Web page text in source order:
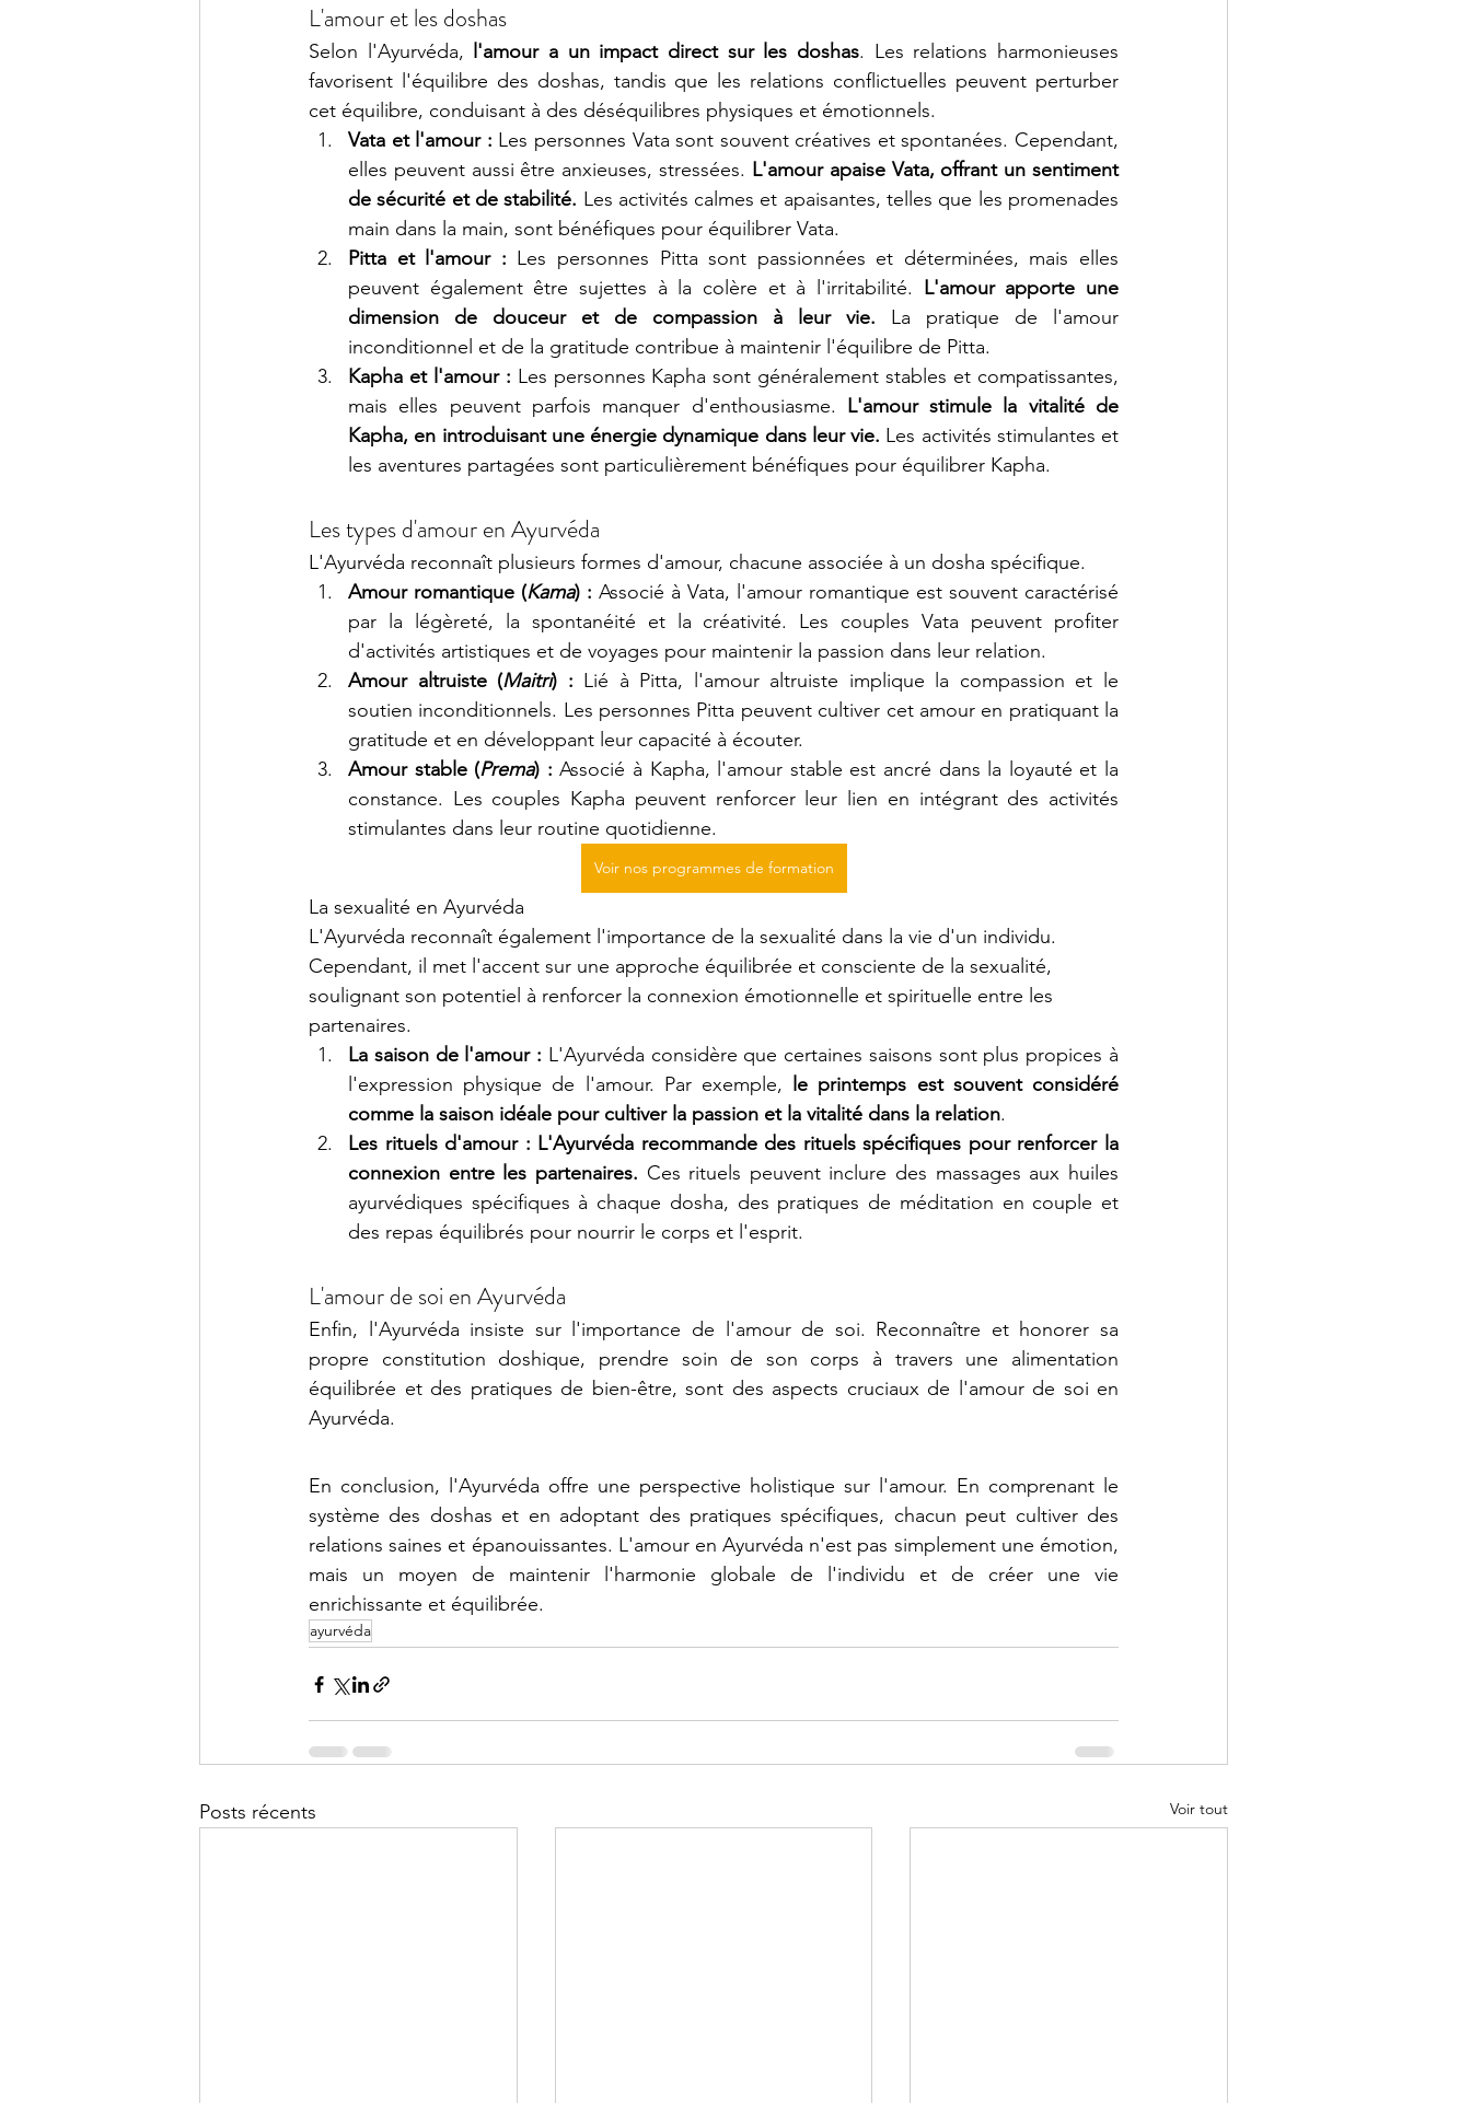
L'amour et les doshas
Selon l'Ayurvéda, l'amour a un impact direct sur les doshas. Les relations harmonieuses
favorisent l'équilibre des doshas, tandis que les relations conflictuelles peuvent perturber
cet équilibre, conduisant à des déséquilibres physiques et émotionnels.
Vata et l'amour : Les personnes Vata sont souvent créatives et spontanées. Cependant,
elles peuvent aussi être anxieuses, stressées. L'amour apaise Vata, offrant un sentiment
de sécurité et de stabilité. Les activités calmes et apaisantes, telles que les promenades
main dans la main, sont bénéfiques pour équilibrer Vata.
Pitta et l'amour : Les personnes Pitta sont passionnées et déterminées, mais elles
peuvent également être sujettes à la colère et à l'irritabilité. L'amour apporte une
dimension de douceur et de compassion à leur vie. La pratique de l'amour
inconditionnel et de la gratitude contribue à maintenir l'équilibre de Pitta.
Kapha et l'amour : Les personnes Kapha sont généralement stables et compatissantes,
mais elles peuvent parfois manquer d'enthousiasme. L'amour stimule la vitalité de
Kapha, en introduisant une énergie dynamique dans leur vie. Les activités stimulantes et
les aventures partagées sont particulièrement bénéfiques pour équilibrer Kapha.
Les types d'amour en Ayurvéda
L'Ayurvéda reconnaît plusieurs formes d'amour, chacune associée à un dosha spécifique.
Amour romantique (Kama) : Associé à Vata, l'amour romantique est souvent caractérisé
par la légèreté, la spontanéité et la créativité. Les couples Vata peuvent profiter
d'activités artistiques et de voyages pour maintenir la passion dans leur relation.
Amour altruiste (Maitri) : Lié à Pitta, l'amour altruiste implique la compassion et le
soutien inconditionnels. Les personnes Pitta peuvent cultiver cet amour en pratiquant la
gratitude et en développant leur capacité à écouter.
Amour stable (Prema) : Associé à Kapha, l'amour stable est ancré dans la loyauté et la
constance. Les couples Kapha peuvent renforcer leur lien en intégrant des activités
stimulantes dans leur routine quotidienne.
Voir nos programmes de formation
La sexualité en Ayurvéda
L'Ayurvéda reconnaît également l'importance de la sexualité dans la vie d'un individu.
Cependant, il met l'accent sur une approche équilibrée et consciente de la sexualité,
soulignant son potentiel à renforcer la connexion émotionnelle et spirituelle entre les
partenaires.
La saison de l'amour : L'Ayurvéda considère que certaines saisons sont plus propices à
l'expression physique de l'amour. Par exemple,
le printemps est souvent considéré
comme la saison idéale pour cultiver la passion et la vitalité dans la relation.
Les rituels d'amour : L'Ayurvéda recommande des rituels spécifiques pour renforcer la
connexion entre les partenaires. Ces rituels peuvent inclure des massages aux huiles
ayurvédiques spécifiques à chaque dosha, des pratiques de méditation en couple et
des repas équilibrés pour nourrir le corps et l'esprit.
L'amour de soi en Ayurvéda
Enfin, l'Ayurvéda insiste sur l'importance de l'amour de soi. Reconnaître et honorer sa
propre constitution doshique, prendre soin de son corps à travers une alimentation
équilibrée et des pratiques de bien-être, sont des aspects cruciaux de l'amour de soi en
Ayurvéda.
En conclusion, l'Ayurvéda offre une perspective holistique sur l'amour. En comprenant le
système des doshas et en adoptant des pratiques spécifiques, chacun peut cultiver des
relations saines et épanouissantes. L'amour en Ayurvéda n'est pas simplement une émotion,
mais un moyen de maintenir l'harmonie globale de l'individu et de créer une vie
enrichissante et équilibrée.
ayurvéda
Posts récents Voir tout